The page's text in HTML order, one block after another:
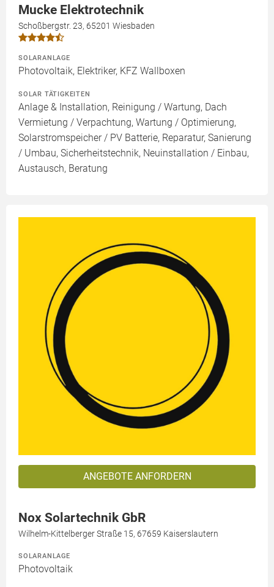
Mucke Elektrotechnik
Schoßbergstr. 23, 65201 Wiesbaden
SOLARANLAGE
Photovoltaik, Elektriker, KFZ Wallboxen
SOLAR TÄTIGKEITEN
Anlage & Installation, Reinigung / Wartung, Dach
Vermietung / Verpachtung, Wartung / Optimierung,
Solarstromspeicher / PV Batterie, Reparatur, Sanierung
/ Umbau, Sicherheitstechnik, Neuinstallation / Einbau,
Austausch, Beratung
ANGEBOTE ANFORDERN
Nox Solartechnik GbR
Wilhelm-Kittelberger Straße 15, 67659 Kaiserslautern
SOLARANLAGE
Photovoltaik